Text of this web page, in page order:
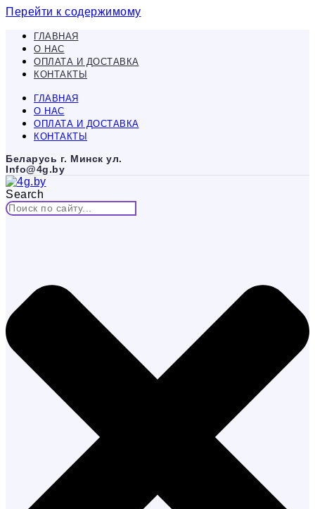
Перейти к содержимому
ГЛАВНАЯ
О НАС
ОПЛАТА И ДОСТАВКА
КОНТАКТЫ
ГЛАВНАЯ
О НАС
ОПЛАТА И ДОСТАВКА
КОНТАКТЫ
Беларусь г. Минск ул.
Info@4g.by
Search